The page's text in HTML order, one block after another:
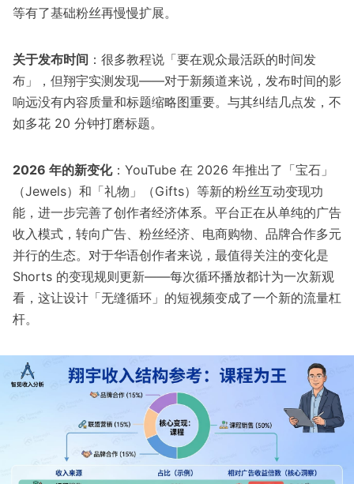
等有了基础粉丝再慢慢扩展。
关于发布时间 ：很多教程说「要在观众最活跃的时间发
布」，但翔宇实测发现——对于新频道来说，发布时间的影
响远没有内容质量和标题缩略图重要。与其纠结几点发，不
如多花 20 分钟打磨标题。
2026 年的新变化：YouTube 在 2026 年推出了「宝石」
（Jewels）和「礼物」（Gifts）等新的粉丝互动变现功
能，进一步完善了创作者经济体系。平台正在从单纯的广告
收入模式，转向广告、粉丝经济、电商购物、品牌合作多元
并行的生态。对于华语创作者来说，最值得关注的变化是
Shorts 的变现规则更新——每次循环播放都计为一次新观
看，这让设计「无缝循环」的短视频变成了一个新的流量杠
杆。